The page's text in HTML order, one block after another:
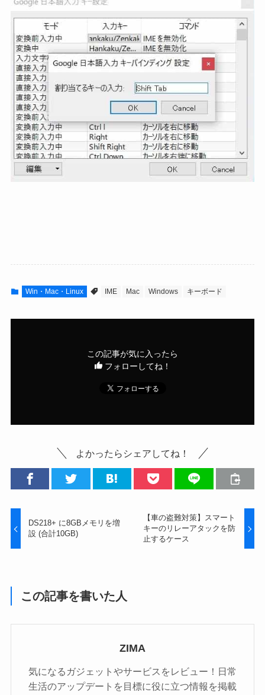
Win・Mac・Linux IME Mac Windows キーボード
この記事が気に入ったら
フォローしてね！
よかったらシェアしてね！
DS218+ に8GBメモリを増
設 (合計10GB)
【車の盗難対策】スマート
キーのリレーアタックを防
止するケース
この記事を書いた人
ZIMA
気になるガジェットやサービスをレビュー！日常
生活のアップデートを目標に役に立つ情報を掲載